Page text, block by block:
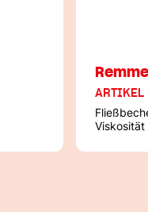
Viskosität